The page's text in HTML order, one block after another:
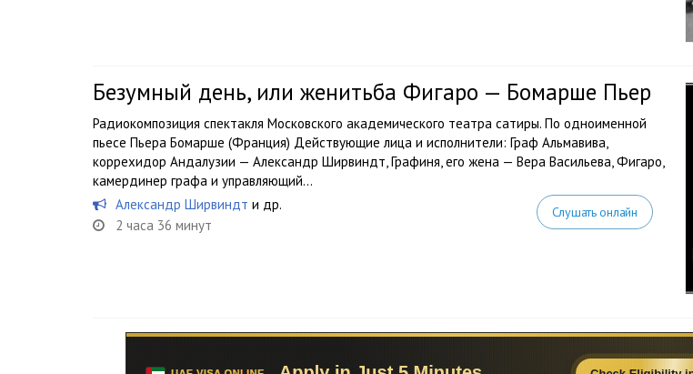
Безумный день, или женитьба Фигаро — Бомарше Пьер
Радиокомпозиция спектакля Московского академического театра сатиры. По одноименной
пьесе Пьера Бомарше (Франция) Действующие лица и исполнители: Граф Альмавива,
коррехидор Андалузии — Александр Ширвиндт, Графиня, его жена — Вера Васильева, Фигаро,
камердинер графа и управляющий...
Александр Ширвиндт и др.
2 часа 36 минут
Слушать онлайн